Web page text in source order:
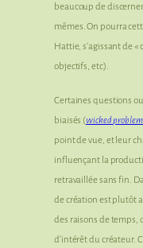
beaucoup de
mêmes. On pourra
Hattie, s’agissant de
objectifs, etc).
Certaines questions
biaisés (wicked
point de vue, et leur
influençant la
retravaillée sans fin.
de création est plutôt
des raisons de temps,
d’intérêt du créateur.